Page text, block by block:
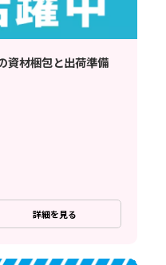
資材梱包と出荷準備
詳細を見る